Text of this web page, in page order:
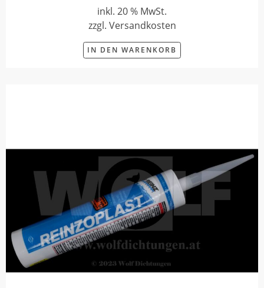
inkl. 20 % MwSt.
zzgl. Versandkosten
IN DEN WARENKORB